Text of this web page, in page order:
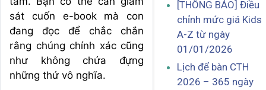
sát cuốn e-book mà con
đang đọc để chắc chắn
rằng chúng chính xác cũng
như không chứa đựng
những thứ vô nghĩa.
[THÔNG BÁO] Điều
chỉnh mức giá Kids
A-Z từ ngày
01/01/2026
Lịch để bàn CTH
2026 – 365 ngày